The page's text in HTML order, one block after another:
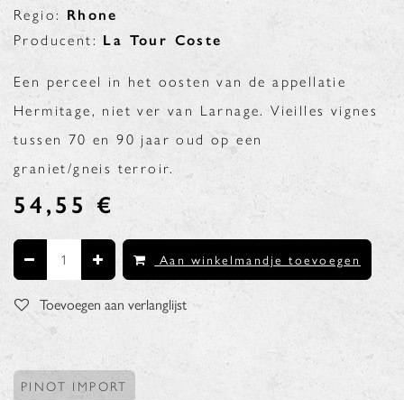
Regio: Rhone
Producent: La Tour Coste
Een perceel in het oosten van de appellatie
Hermitage, niet ver van Larnage. Vieilles vignes
tussen 70 en 90 jaar oud op een
graniet/gneis terroir.
54,55 €
Aan winkelmandje toevoegen
Toevoegen aan verlanglijst
PINOT IMPORT